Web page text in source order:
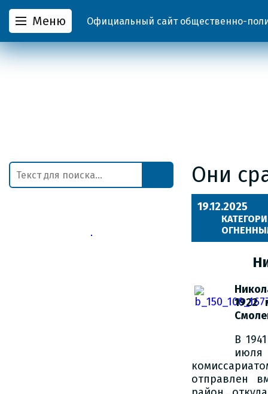
Меню Официальный сайт общественно-
Они
19.12.2025
1922
В
июля
отправлен